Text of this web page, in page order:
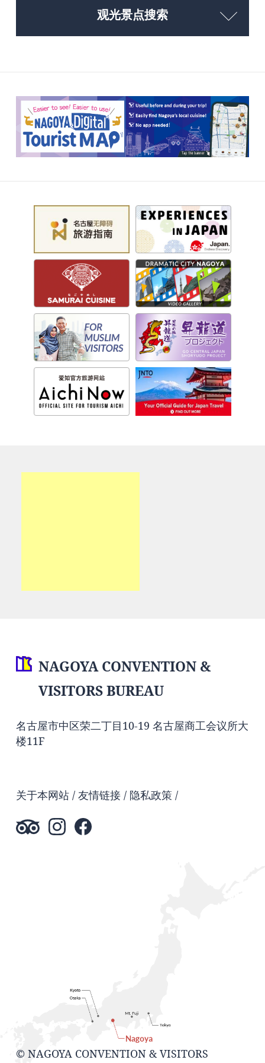
观光景点搜索
NAGOYA CONVENTION &
VISITORS BUREAU
名古屋市中区荣二丁目10-19 名古屋商工会议所大
楼11F
关于本网站 友情链接 隐私政策
© NAGOYA CONVENTION & VISITORS